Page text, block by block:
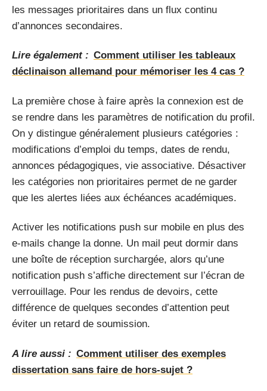
les messages prioritaires dans un flux continu
d’annonces secondaires.
Lire également : Comment utiliser les tableaux
déclinaison allemand pour mémoriser les 4 cas ?
La première chose à faire après la connexion est de
se rendre dans les paramètres de notification du profil.
On y distingue généralement plusieurs catégories :
modifications d’emploi du temps, dates de rendu,
annonces pédagogiques, vie associative. Désactiver
les catégories non prioritaires permet de ne garder
que les alertes liées aux échéances académiques.
Activer les notifications push sur mobile en plus des
e-mails change la donne. Un mail peut dormir dans
une boîte de réception surchargée, alors qu’une
notification push s’affiche directement sur l’écran de
verrouillage. Pour les rendus de devoirs, cette
différence de quelques secondes d’attention peut
éviter un retard de soumission.
A lire aussi : Comment utiliser des exemples
dissertation sans faire de hors-sujet ?